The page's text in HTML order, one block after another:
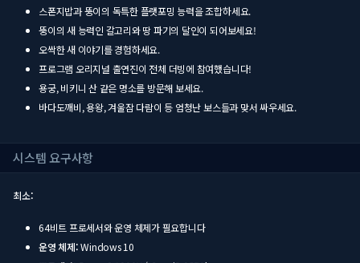
스폰지밥과 뚱이의 독특한 플랫포밍 능력을 조합하세요.
뚱이의 새 능력인 갈고리와 땅 파기의 달인이 되어보세요!
오싹한 새 이야기를 경험하세요.
프로그램 오리지널 출연진이 전체 더빙에 참여했습니다!
용궁, 비키니 산 같은 명소를 방문해 보세요.
바다도깨비, 용왕, 겨울잠 다람이 등 엄청난 보스들과 맞서 싸우세요.
시스템 요구사항
최소:
64비트 프로세서와 운영 체제가 필요합니다
운영 체제:Windows 10